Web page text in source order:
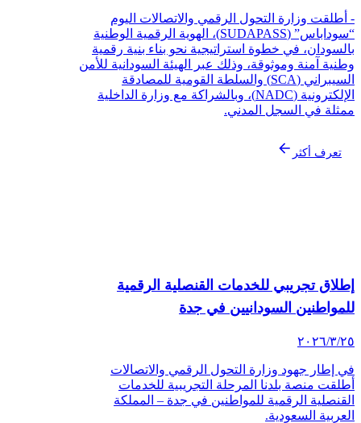
- أطلقت وزارة التحول الرقمي والاتصالات اليوم
“سوداباس” (SUDAPASS)، الهوية الرقمية الوطنية
بالسودان، في خطوة استراتيجية نحو بناء بنية رقمية
وطنية آمنة وموثوقة، وذلك عبر الهيئة السودانية للأمن
السيبراني (SCA) والسلطة القومية للمصادقة
الإلكترونية (NADC)، وبالشراكة مع وزارة الداخلية
ممثلة في السجل المدني.
تعرف أكثر
إطلاق تجريبي للخدمات القنصلية الرقمية
للمواطنين السودانيين في جدة
٢٥‏/٣‏/٢٠٢٦
في إطار جهود وزارة التحول الرقمي والاتصالات
أطلقت منصة بلدنا المرحلة التجريبية للخدمات
القنصلية الرقمية للمواطنين في جدة – المملكة
العربية السعودية.